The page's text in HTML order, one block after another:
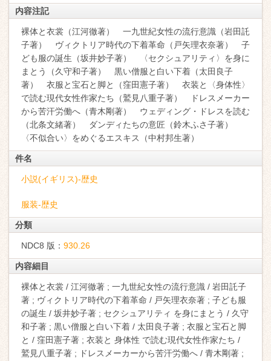
内容注記
裸体と衣裳（江河徹著） 一九世紀女性の流行意識（岩田託
子著） ヴィクトリア時代の下着革命（戸矢理衣奈著） 子
ども服の誕生（坂井妙子著） 〈セクシュアリティ〉を身に
まとう（久守和子著） 黒い僧服と白い下着（太田良子
著） 衣服と宝石と脚と（窪田憲子著） 衣装と〈身体性〉
で読む現代女性作家たち（鷲見八重子著） ドレスメーカー
から苦汗労働へ（青木剛著） ウェディング・ドレスを読む
（北条文緒著） ダンディたちの意匠（鈴木ふさ子著）
〈不似合い〉をめぐるエスキス（中村邦生著）
件名
小説(イギリス)-歴史
服装-歴史
分類
NDC8 版： 930.26
内容細目
裸体と衣裳 / 江河徹著 ; 一九世紀女性の流行意識 / 岩田託子
著 ; ヴィクトリア時代の下着革命 / 戸矢理衣奈著 ; 子ども服
の誕生 / 坂井妙子著 ; セクシュアリティ を身にまとう / 久守
和子著 ; 黒い僧服と白い下着 / 太田良子著 ; 衣服と宝石と脚
と / 窪田憲子著 ; 衣装と 身体性 で読む現代女性作家たち /
鷲見八重子著 ; ドレスメーカーから苦汗労働へ / 青木剛著 ;